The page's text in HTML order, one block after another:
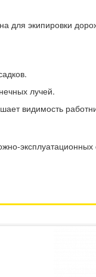
для экипировки
лучей.
видимость
эксплуатационных